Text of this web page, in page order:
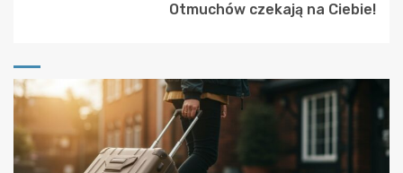
Otmuchów czekają na Ciebie!